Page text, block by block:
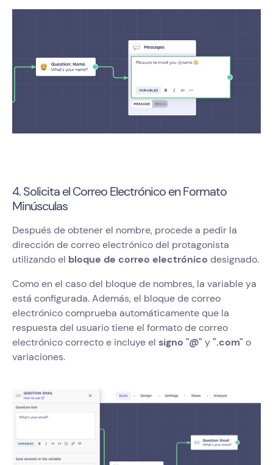
4. Solicita el Correo Electrónico en Formato
Minúsculas
Después de obtener el nombre, procede a pedir la
dirección de correo electrónico del protagonista
utilizando el bloque de correo electrónico designado.
Como en el caso del bloque de nombres, la variable ya
está configurada. Además, el bloque de correo
electrónico comprueba automáticamente que la
respuesta del usuario tiene el formato de correo
electrónico correcto e incluye el signo "@" y".com" o
variaciones.